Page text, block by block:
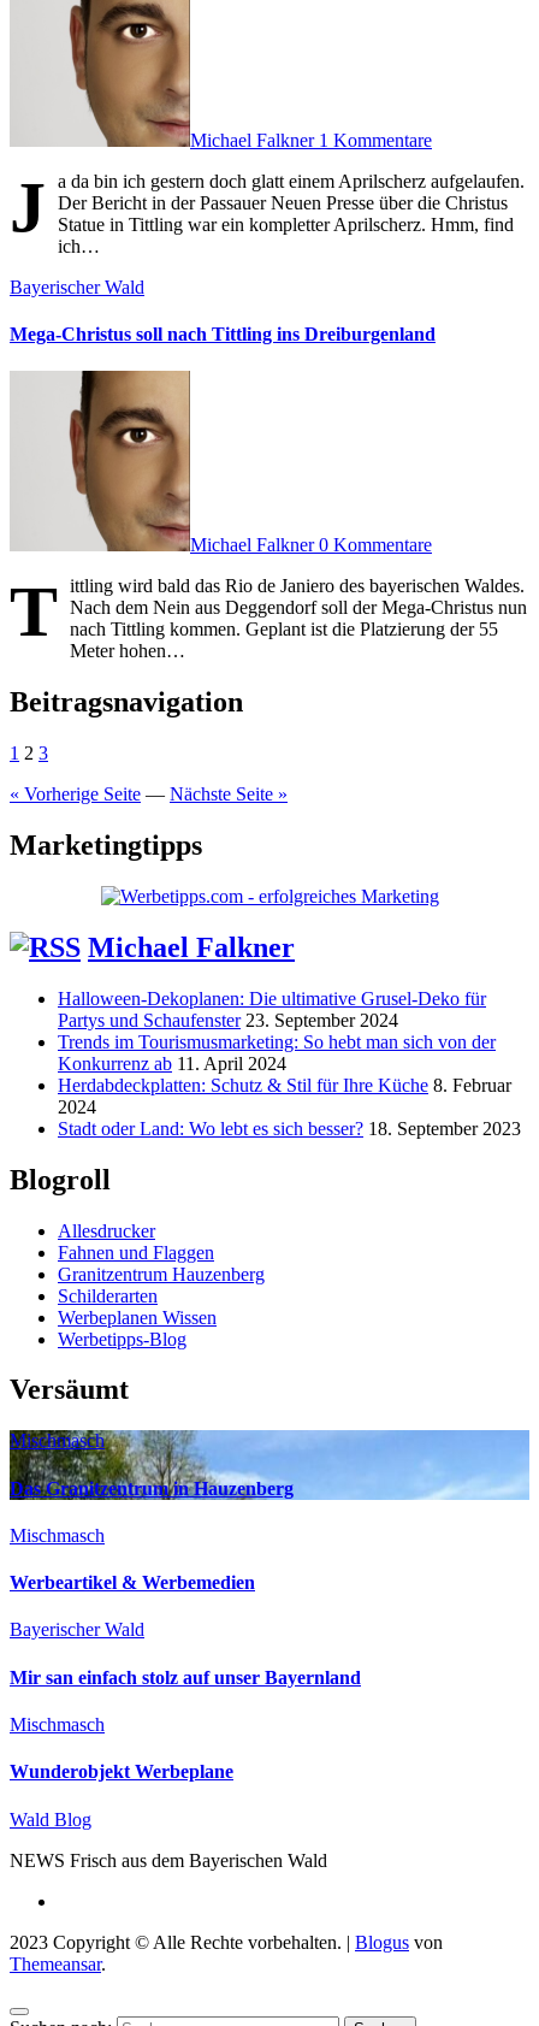
Michael Falkner 1 Kommentare
J
a da bin ich gestern doch glatt einem Aprilscherz aufgelaufen.
Der Bericht in der Passauer Neuen Presse über die Christus
Statue in Tittling war ein kompletter Aprilscherz. Hmm, find
ich…
Bayerischer Wald
Mega-Christus soll nach Tittling ins Dreiburgenland
Michael Falkner0 Kommentare
T ittling wird bald das Rio de Janiero des bayerischen Waldes.
Nach dem Nein aus Deggendorf soll der Mega-Christus nun
nach Tittling kommen. Geplant ist die Platzierung der 55
Meter hohen…
Beitragsnavigation
1 2 3
« Vorherige Seite — Nächste Seite »
Marketingtipps
Michael Falkner
Halloween-Dekoplanen: Die ultimative Grusel-Deko für
Partys und Schaufenster 23. September 2024
Trends im Tourismusmarketing: So hebt man sich von der
Konkurrenz ab 11. April 2024
Herdabdeckplatten: Schutz & Stil für Ihre Küche 8. Februar
2024
Stadt oder Land: Wo lebt es sich besser? 18. September 2023
Blogroll
Allesdrucker
Fahnen und Flaggen
Granitzentrum Hauzenberg
Schilderarten
Werbeplanen Wissen
Werbetipps-Blog
Versäumt
Mischmasch
Das Granitzentrum in Hauzenberg
Mischmasch
Werbeartikel & Werbemedien
Bayerischer Wald
Mir san einfach stolz auf unser Bayernland
Mischmasch
Wunderobjekt Werbeplane
Wald Blog
NEWS Frisch aus dem Bayerischen Wald
2023 Copyright © Alle Rechte vorbehalten. | Blogus von
Themeansar.